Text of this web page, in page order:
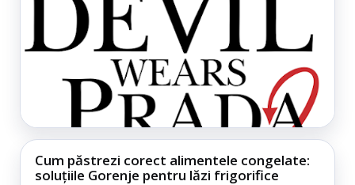
Cum păstrezi corect alimentele congelate:
soluțiile Gorenje pentru lăzi frigorifice